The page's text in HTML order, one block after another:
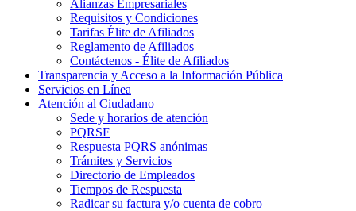
Alianzas Empresariales
Requisitos y Condiciones
Tarifas Élite de Afiliados
Reglamento de Afiliados
Contáctenos - Élite de Afiliados
Transparencia y Acceso a la Información Pública
Servicios en Línea
Atención al Ciudadano
Sede y horarios de atención
PQRSF
Respuesta PQRS anónimas
Trámites y Servicios
Directorio de Empleados
Tiempos de Respuesta
Radicar su factura y/o cuenta de cobro